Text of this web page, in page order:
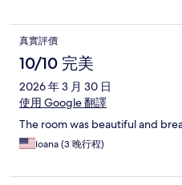
真實評價
10/10 完美
2026 年 3 月 30 日
使用 Google 翻譯
The room was beautiful and
Ioana (3 晚行程)